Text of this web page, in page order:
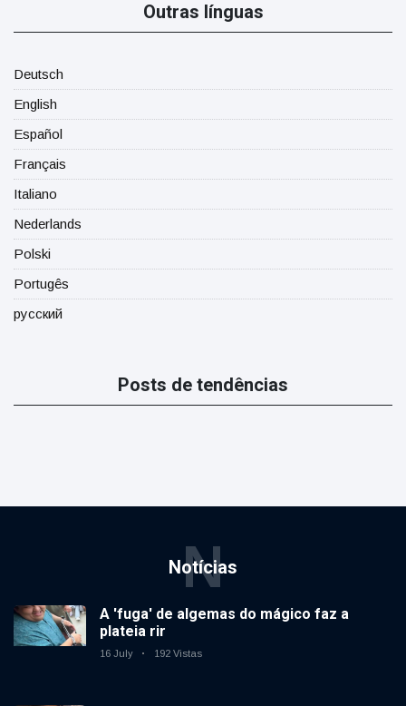
Outras línguas
Deutsch
English
Español
Français
Italiano
Nederlands
Polski
Portugês
русский
Posts de tendências
Notícias
N
A 'fuga' de algemas do mágico faz a
plateia rir
16 July 192 Vistas